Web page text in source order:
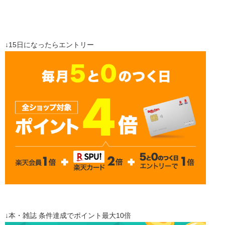
↓15日になったらエントリー
↓本・雑誌 条件達成でポイント最大10倍